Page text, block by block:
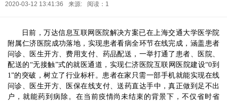
2020-03-12 13:41:36 来源: 阅读：1
日前，万达信息互联网医院解决方案已在上海交通大学医学院
附属仁济医院成功落地，实现患者看病全环节在线完成， 涵盖患者
问诊、医生开方、费用支付、药品配送 ， 一举打通 了 患者、医院、
配送的“无接触”式的就医通道，实现仁济医院互联网医院建设“0到
1”的突破 ，树立了行业标杆。患者在家只需一部手机就能实现在线
问诊、医生开方、医保在线支付、送药直达手中，真正做到足不出
户，就能药到病除。在当前疫情尚未结束的背景下，不仅省时省